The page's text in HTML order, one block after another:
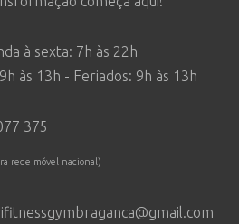
à sexta: 7h às 22h
às 13h - Feriados: 9h às 13h
375
rede móvel nacional)